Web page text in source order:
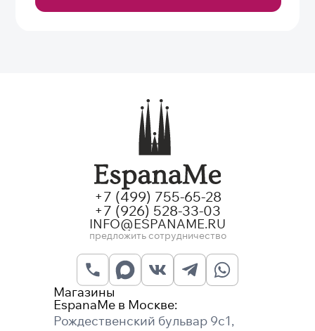
Магазины
EspanaMe в Москве:
Рождественский бульвар 9с1,
+7 (499) 755-65-28
+7 (926) 528-33-03
INFO@ESPANAME.RU
предложить сотрудничество